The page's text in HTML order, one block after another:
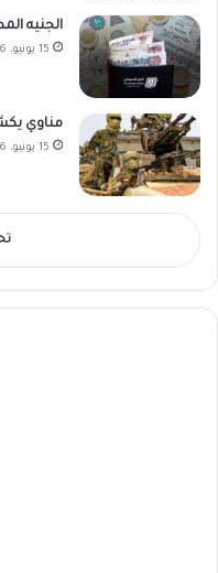
الجنيه
15 يونيو، 2026
مناوي
15 يونيو، 2026